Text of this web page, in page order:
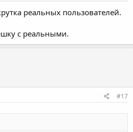
реальных пользователей.
с реальными.
#17